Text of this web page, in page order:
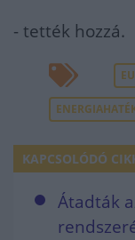
- tették hozzá.
KAPCSOLÓDÓ
Átadták